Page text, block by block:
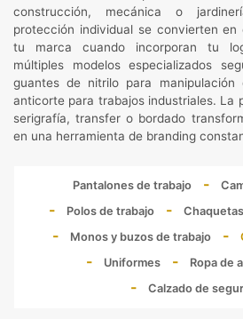
construcción, mecánica o
protección individual se convierten en
tu marca cuando incorporan tu
múltiples modelos especializados
guantes de nitrilo para manipulación
anticorte para trabajos industriales. La
serigrafía, transfer o bordado
en una herramienta de branding
Pantalones de trabajo
Polos de trabajo
Monos y buzos de trabajo
Uniformes
Ropa de
Calzado de